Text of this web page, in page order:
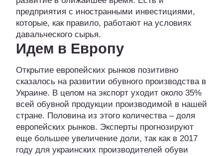
предприятия с иностранными инвестициями,
которые, как правило, работают на условиях
давальческого сырья.
Идем в Европу
Открытие европейских рынков позитивно
сказалось на развитии обувного производства в
Украине. В целом на экспорт уходит около 35%
всей обувной продукции производимой в нашей
стране. Половина из этого количества – доля
европейских рынков. Эксперты прогнозируют
еще большее увеличение доли, так как в 2017
году для украинских производителей обуви